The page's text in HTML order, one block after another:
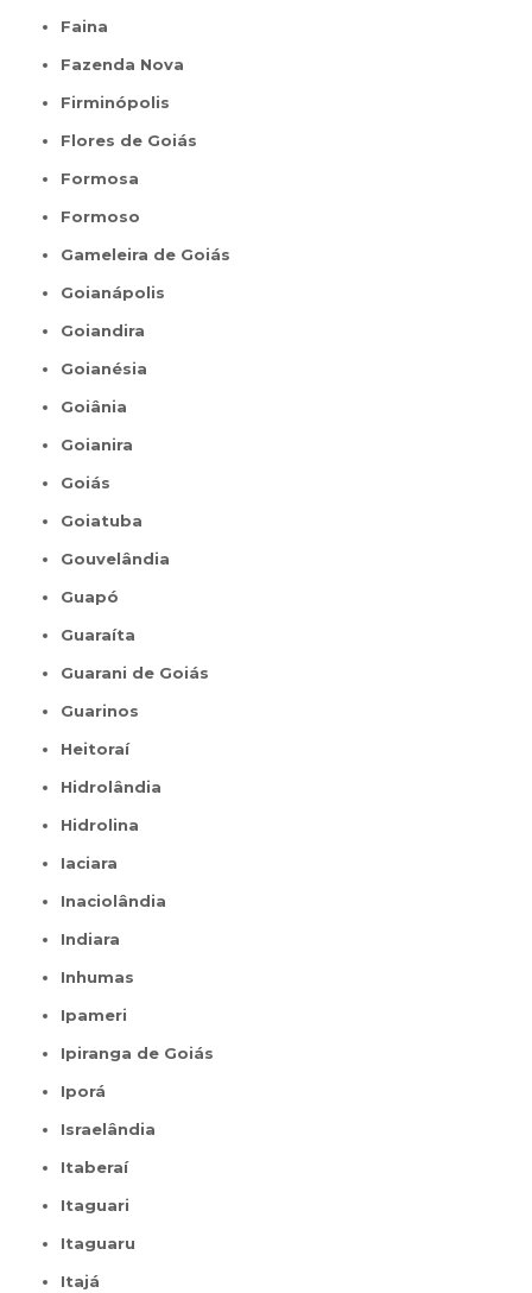
Faina
Fazenda Nova
Firminópolis
Flores de Goiás
Formosa
Formoso
Gameleira de Goiás
Goianápolis
Goiandira
Goianésia
Goiânia
Goianira
Goiás
Goiatuba
Gouvelândia
Guapó
Guaraíta
Guarani de Goiás
Guarinos
Heitoraí
Hidrolândia
Hidrolina
Iaciara
Inaciolândia
Indiara
Inhumas
Ipameri
Ipiranga de Goiás
Iporá
Israelândia
Itaberaí
Itaguari
Itaguaru
Itajá